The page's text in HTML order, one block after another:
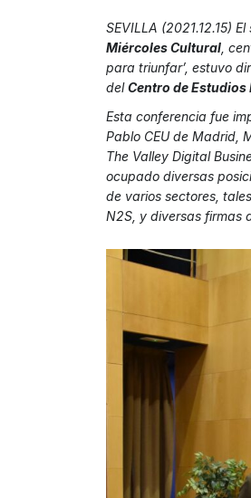
SEVILLA (2021.12.15)
Miércoles Cultural ,
para triunfar’, estuvo
delCentro de Estudios
Esta conferencia fue
Pablo CEU de Madrid,
The Valley Digital
ocupado diversas
de varios sectores,
N2S, y diversas firmas